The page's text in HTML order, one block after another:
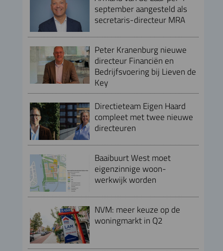
september aangesteld als
secretaris-directeur MRA
Peter Kranenburg nieuwe
directeur Financiën en
Bedrijfsvoering bij Lieven de
Key
Directieteam Eigen Haard
compleet met twee nieuwe
directeuren
Baaibuurt West moet
eigenzinnige woon-
werkwijk worden
NVM: meer keuze op de
woningmarkt in Q2